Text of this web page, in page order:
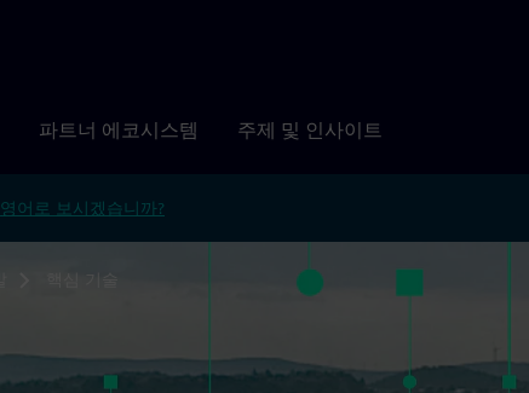
파트너 에코시스템 주제 및 인사이트
영어로 보시겠습니까?
핵심 기술